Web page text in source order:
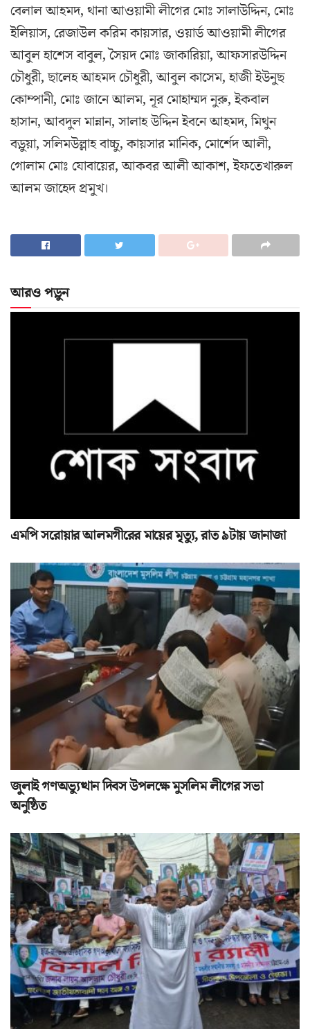
বেলাল আহমদ, থানা আওয়ামী লীগের মোঃ সালাউদ্দিন, মোঃ
ইলিয়াস, রেজাউল করিম কায়সার, ওয়ার্ড আওয়ামী লীগের
আবুল হাশেস বাবুল, সৈয়দ মোঃ জাকারিয়া, আফসারউদ্দিন
চৌধুরী, ছালেহ আহমদ চৌধুরী, আবুল কাসেম, হাজী ইউনুছ
কোম্পানী, মোঃ জানে আলম, নূর মোহাম্মদ নুরু, ইকবাল
হাসান, আবদুল মান্নান, সালাহ উদ্দিন ইবনে আহমদ, মিথুন
বড়ুয়া, সলিমউল্লাহ বাচ্চু, কায়সার মানিক, মোর্শেদ আলী,
গোলাম মোঃ যোবায়ের, আকবর আলী আকাশ, ইফতেখারুল
আলম জাহেদ প্রমুখ।
আরও পড়ুন
এমপি সরোয়ার আলমগীরের মায়ের মৃত্যু, রাত ৯টায় জানাজা
জুলাই গণঅভ্যুত্থান দিবস উপলক্ষে মুসলিম লীগের সভা
অনুষ্ঠিত